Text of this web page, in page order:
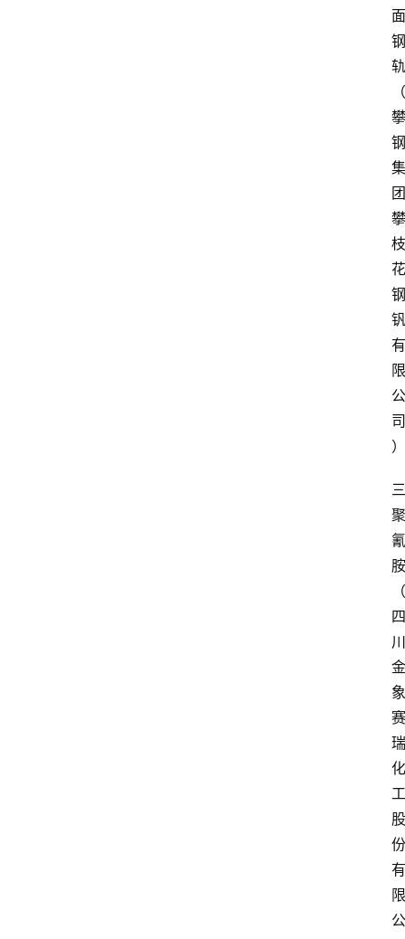
面
钢
轨
（
攀
钢
集
团
攀
枝
花
钢
钒
有
限
公
司
）
三
聚
氰
胺
（
四
川
金
象
赛
瑞
化
工
股
份
有
限
公